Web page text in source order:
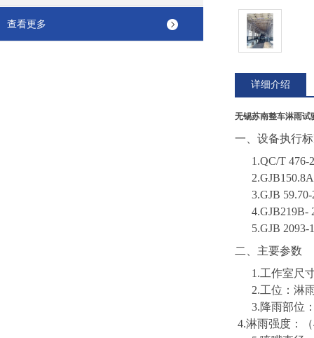
查看更多
详细介绍
无锡苏南整车淋雨试
一、 设备执行
1.QC/T
2.
3.GJB
4.
5.GJB
二、主要参数
1.工作室尺
2.工位：淋
3.降雨部位
4.淋雨强度：（